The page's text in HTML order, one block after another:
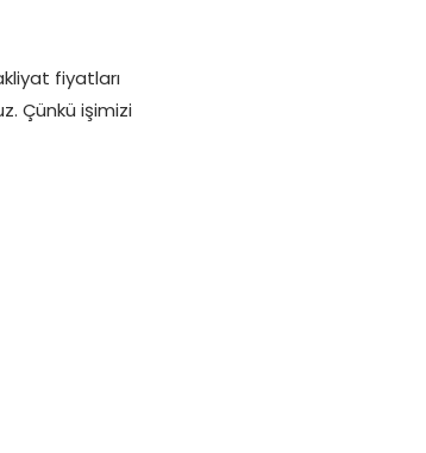
fiyatları
Çünkü işimizi